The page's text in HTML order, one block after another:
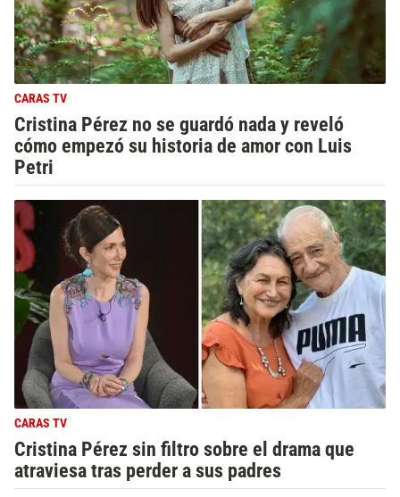
CARAS TV
Cristina Pérez no se guardó nada y reveló
cómo empezó su historia de amor con Luis
Petri
CARAS TV
Cristina Pérez sin filtro sobre el drama que
atraviesa tras perder a sus padres